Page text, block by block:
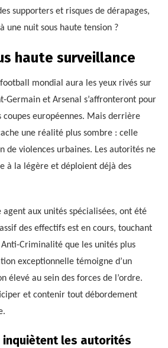
supporters et risques de dérapages,
une nuit sous haute tension ?
haute surveillance
mondial aura les yeux rivés sur
Germain et Arsenal s’affronteront pour
coupes européennes. Mais derrière
une réalité plus sombre : celle
de violences urbaines. Les autorités ne
à la légère et déploient déjà des
agent aux unités spécialisées, ont été
des effectifs est en cours, touchant
Criminalité que les unités plus
exceptionnelle témoigne d’un
élevé au sein des forces de l’ordre.
et contenir tout débordement
inquiètent les autorités